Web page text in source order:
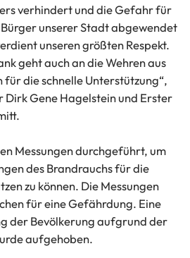
verhindert und die Gefahr für
unserer Stadt abgewendet
unseren größten Respekt.
geht auch an die Wehren aus
die schnelle Unterstützung“,
Dirk Gene Hagelstein und Erster
Messungen durchgeführt, um
des Brandrauchs für die
zu können. Die Messungen
für eine Gefährdung. Eine
der Bevölkerung aufgrund der
aufgehoben.